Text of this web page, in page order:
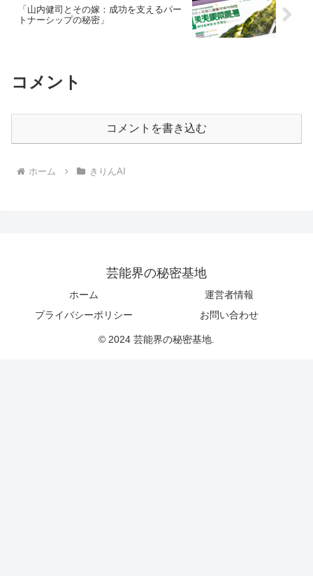
「山内健司とその嫁：成功を支えるパー
トナーシップの秘密」
コメント
コメントを書き込む
ホーム きりんAI
芸能界の秘密基地
ホーム
運営者情報
プライバシーポリシー
お問い合わせ
© 2024 芸能界の秘密基地.